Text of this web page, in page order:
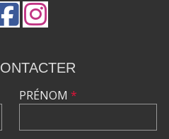
PRÉNOM *